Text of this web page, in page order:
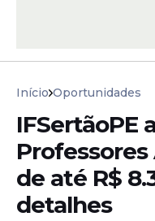
Início Oportunidades
IFSertãoPE
Professores
de até R$
detalhes